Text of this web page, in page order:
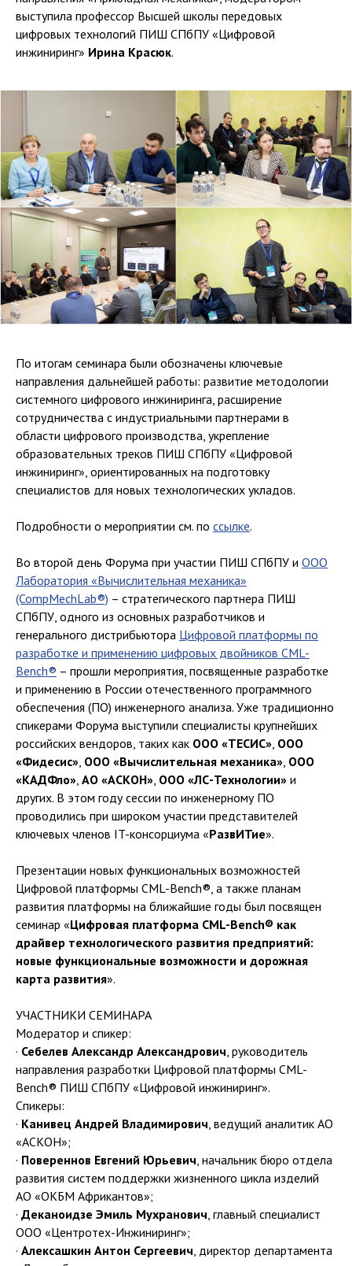
выступила профессор Высшей школы передовых
цифровых технологий ПИШ СПбПУ «Цифровой
инжиниринг» Ирина Красюк.
По итогам семинара были обозначены ключевые
направления дальнейшей работы: развитие методологии
системного цифрового инжиниринга, расширение
сотрудничества с индустриальными партнерами в
области цифрового производства, укрепление
образовательных треков ПИШ СПбПУ «Цифровой
инжиниринг», ориентированных на подготовку
специалистов для новых технологических укладов.
Подробности о мероприятии см. по ссылке.
Во второй день Форума при участии ПИШ СПбПУ и ООО
Лаборатория «Вычислительная механика»
(CompMechLab®) – стратегического партнера ПИШ
СПбПУ, одного из основных разработчиков и
генерального дистрибьютора Цифровой платформы по
разработке и применению цифровых двойников CML-
Bench® – прошли мероприятия, посвященные разработке
и применению в России отечественного программного
обеспечения (ПО) инженерного анализа. Уже традиционно
спикерами Форума выступили специалисты крупнейших
российских вендоров, таких как ООО «ТЕСИС», ООО
«Фидесис», ООО «Вычислительная механика», ООО
«КАДФло», АО «АСКОН», ООО «ЛС-Технологии» и
других. В этом году сессии по инженерному ПО
проводились при широком участии представителей
ключевых членов IT-консорциума «РазвИТие».
Презентации новых функциональных возможностей
Цифровой платформы CML-Bench®, а также планам
развития платформы на ближайшие годы был посвящен
семинар «Цифровая платформа CML-Bench® как
драйвер технологического развития предприятий:
новые функциональные возможности и дорожная
карта развития».
УЧАСТНИКИ СЕМИНАРА
Модератор и спикер:
· Себелев Александр Александрович, руководитель
направления разработки Цифровой платформы CML-
Bench® ПИШ СПбПУ «Цифровой инжиниринг».
Спикеры:
· Канивец Андрей Владимирович, ведущий аналитик АО
«АСКОН»;
· Повереннов Евгений Юрьевич, начальник бюро отдела
развития систем поддержки жизненного цикла изделий
АО «ОКБМ Африкантов»;
· Деканоидзе Эмиль Мухранович, главный специалист
ООО «Центротех-Инжиниринг»;
· Алексашкин Антон Сергеевич, директор департамента